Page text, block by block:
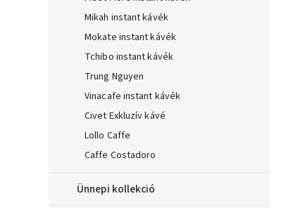
Mikah instant kávék
Mokate instant kávék
Tchibo instant kávék
Trung Nguyen
Vinacafe instant kávék
Civet Exkluzív kávé
Lollo Caffe
Caffe Costadoro
Ünnepi kollekció